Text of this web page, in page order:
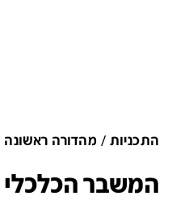
התכניות מהדורה ראשונה
המשבר הכלכלי